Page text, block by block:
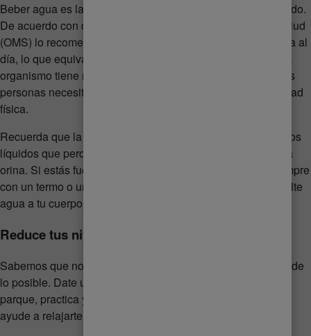
Beber agua es la clave para tener un cuerpo sano e hidratado.
De acuerdo con datos de la Organización Mundial de la Salud
(OMS) lo recomendable es beber entre 1.5 y 2 litros de agua al
día, lo que equivale a unos ocho vasos. Por supuesto, cada
organismo tiene necesidades distintas y puede que algunas
personas necesiten ingerir más líquidos debido a su actividad
física.
Recuerda que la hidratación es fundamental para reponer los
líquidos que perdemos durante el día a través del sudor y la
orina. Si estás fuera de casa, te recomendamos cargar siempre
con un termo o una botella reutilizable para que nunca le falte
agua a tu cuerpo.
Reduce tus niveles de estrés
Sabemos que no es nada fácil, pero inténtalo en la medida de
lo posible. Date un tiempo para meditar, sal a caminar a un
parque, practica yoga o algún otro tipo de ejercicio que te
ayude a relajarte y a sentirte 100% bárbara.